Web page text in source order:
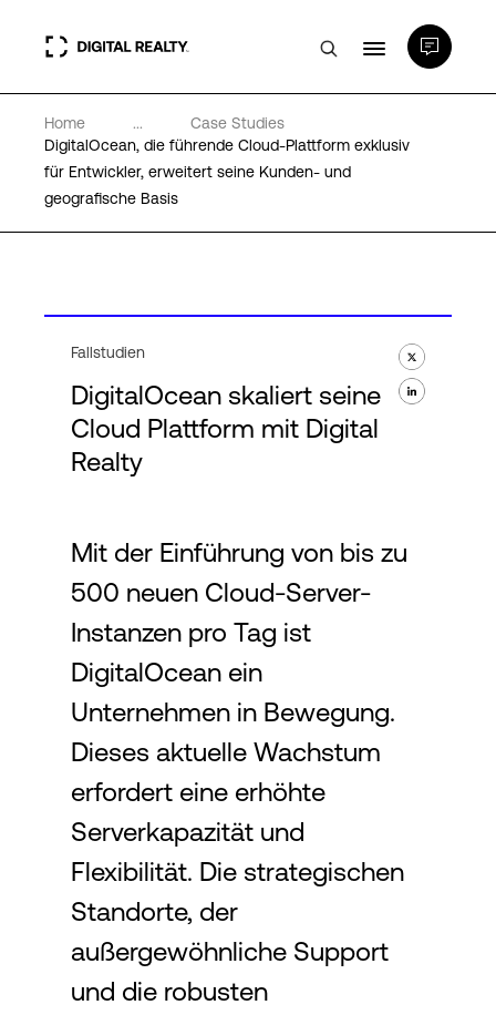
Rechenzentren
PlatformDIGITAL®
Wissenswertes
Über uns
Home ...
Case Studies
DigitalOcean, die führende Cloud-Plattform exklusiv
für Entwickler, erweitert seine Kunden- und
geografische Basis
Fallstudien
DigitalOcean skaliert seine
Cloud Plattform mit Digital
Realty
Mit der Einführung von bis zu
500 neuen Cloud-Server-
Instanzen pro Tag ist
DigitalOcean ein
Unternehmen in Bewegung.
Dieses aktuelle Wachstum
erfordert eine erhöhte
Serverkapazität und
Flexibilität. Die strategischen
Standorte, der
außergewöhnliche Support
und die robusten